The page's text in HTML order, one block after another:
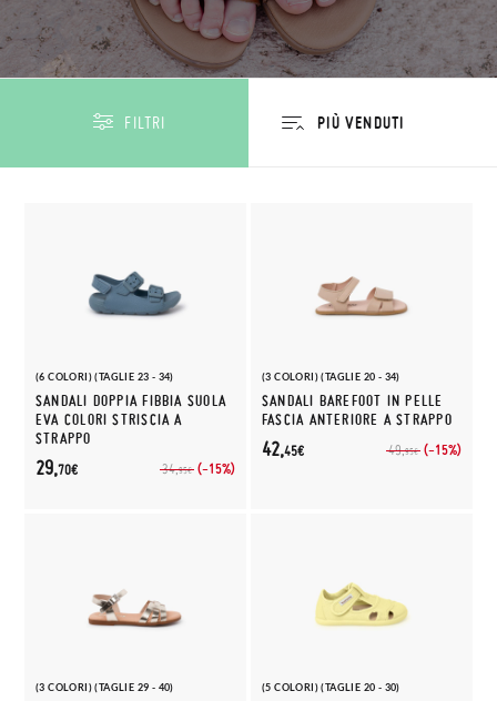
FILTRI
(6 COLORI) (TAGLIE 23 - 34)
SANDALI DOPPIA FIBBIA SUOLA
EVA COLORI STRISCIA A
STRAPPO
34,95€ (-15%)
29,70€
(3 COLORI) (TAGLIE 20 - 34)
SANDALI BAREFOOT IN PELLE
FASCIA ANTERIORE A STRAPPO
49,95€ (-15%)
42,45€
(3 COLORI) (TAGLIE 29 - 40) (5 COLORI) (TAGLIE 20 - 30)